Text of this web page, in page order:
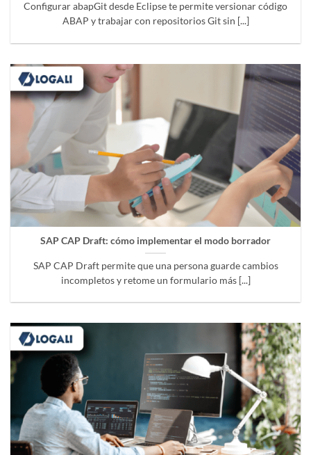
Configurar abapGit desde Eclipse te permite versionar código
ABAP y trabajar con repositorios Git sin [...]
SAP CAP Draft: cómo implementar el modo borrador
SAP CAP Draft permite que una persona guarde cambios
incompletos y retome un formulario más [...]